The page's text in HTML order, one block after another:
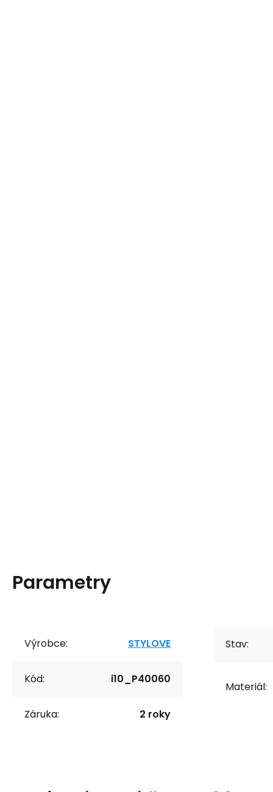
Parametry
Výrobce: STYLOVE
Kód: i10_P40060
Záruka: 2 roky
Stav:
Materiál: